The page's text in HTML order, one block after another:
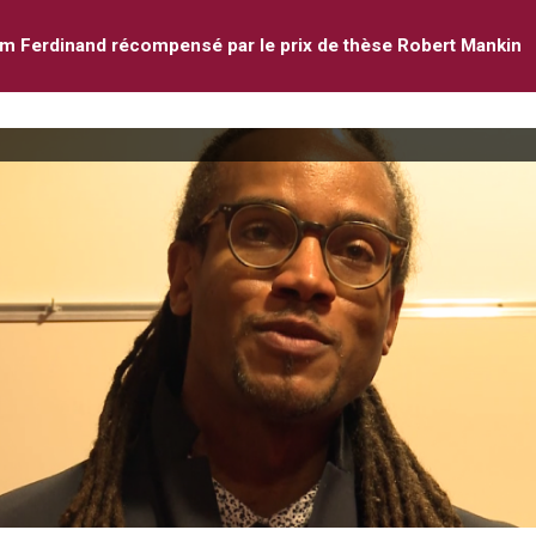
Ferdinand récompensé par le prix de thèse Robert Mankin